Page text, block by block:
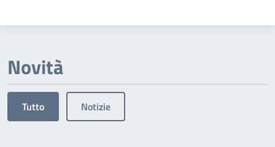
Novità
Tutto Notizie